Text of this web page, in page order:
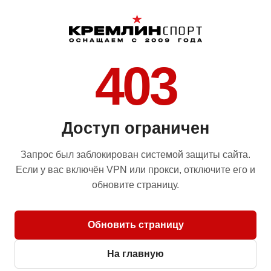
403
Доступ ограничен
Запрос был заблокирован системой защиты сайта.
Если у вас включён VPN или прокси, отключите его и
обновите страницу.
Обновить страницу
На главную